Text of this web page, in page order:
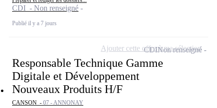
CDI - Non renseigné
Publié il y a 7 jours
Responsable Technique Gamme
Digitale et Développement
Nouveaux Produits H/F
CANSON - 07 - ANNONAY
CDINon renseigné
Ajouter cette offre à ma sélection